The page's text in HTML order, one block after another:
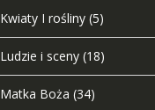
Kwiaty I rośliny (5)
Ludzie i sceny (18)
Matka Boża (34)